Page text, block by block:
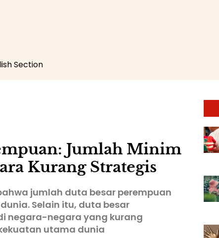
Section
Jumlah Minim
Kurang Strategis
jumlah duta besar perempuan
Selain itu, duta besar
negara-negara yang kurang
utama dunia